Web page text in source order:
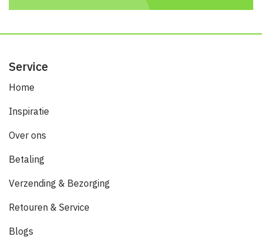
Service
Home
Inspiratie
Over ons
Betaling
Verzending & Bezorging
Retouren & Service
Blogs